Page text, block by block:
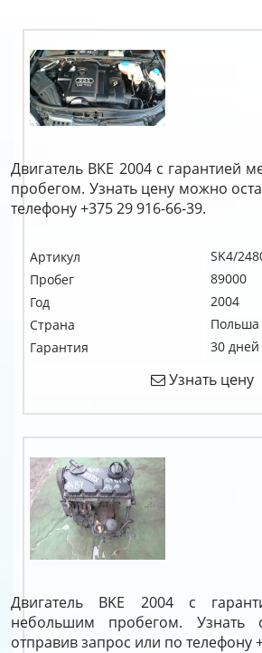
Двигатель BKE 2004 с гарантией
пробегом. Узнать цену можно
телефону +375 29 916-66-39.
Артикул
SK4/
Пробег
89000
Год
2004
Страна
Польша
Гарантия
30 дней
Узнать цену
Двигатель BKE 2004 с
небольшим пробегом. Узнать
отправив запрос или по телефону